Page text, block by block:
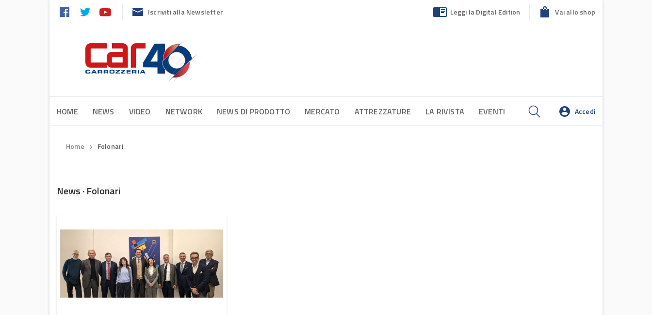
Iscriviti alla Newsletter Leggi la Digital Edition Vai allo shop
HOME NEWS VIDEO NETWORK NEWS DI PRODOTTO MERCATO ATTREZZATURE LA RIVISTA EVENTI Accedi
Home ❯ Folonari
News · Folonari